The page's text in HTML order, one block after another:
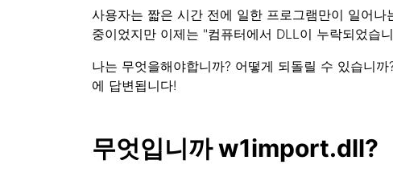
사용자는 짧은 시간 전에 일한 프로그램만이 일어
중이었지만 이제는 "컴퓨터에서 DLL이 누락되었습
나는 무엇을해야합니까? 어떻게 되돌릴 수 있습니
에 답변됩니다!
무엇입니까 w1import.dll?